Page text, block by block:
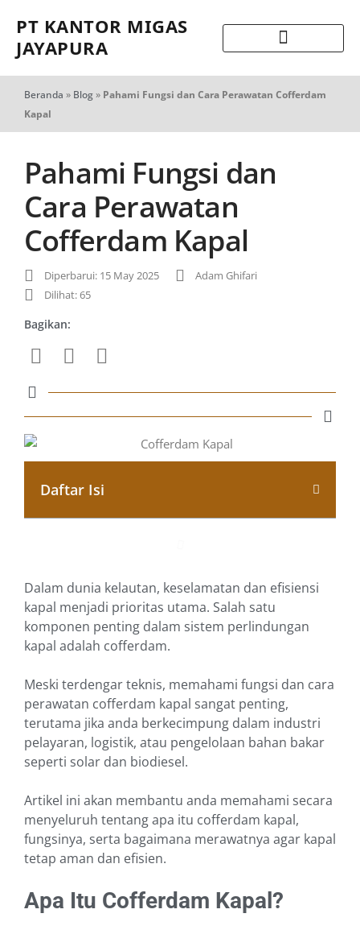
PT KANTOR MIGAS
JAYAPURA
Beranda » Blog» Pahami Fungsi dan Cara Perawatan Cofferdam
Kapal
Pahami Fungsi dan
Cara Perawatan
Cofferdam Kapal
Diperbarui: 15 May 2025
Adam Ghifari
Dilihat: 65
Bagikan:
Daftar Isi
Dalam dunia kelautan, keselamatan dan efisiensi
kapal menjadi prioritas utama. Salah satu
komponen penting dalam sistem perlindungan
kapal adalah cofferdam.
Meski terdengar teknis, memahami fungsi dan cara
perawatan cofferdam kapal sangat penting,
terutama jika anda berkecimpung dalam industri
pelayaran, logistik, atau pengelolaan bahan bakar
seperti solar dan biodiesel.
Artikel ini akan membantu anda memahami secara
menyeluruh tentang apa itu cofferdam kapal,
fungsinya, serta bagaimana merawatnya agar kapal
tetap aman dan efisien.
Apa Itu Cofferdam Kapal?